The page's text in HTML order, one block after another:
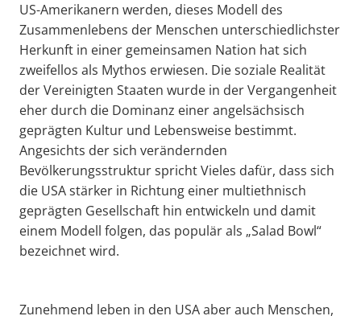
US-Amerikanern werden, dieses Modell des
Zusammenlebens der Menschen unterschiedlichster
Herkunft in einer gemeinsamen Nation hat sich
zweifellos als Mythos erwiesen. Die soziale Realität
der Vereinigten Staaten wurde in der Vergangenheit
eher durch die Dominanz einer angelsächsisch
geprägten Kultur und Lebensweise bestimmt.
Angesichts der sich verändernden
Bevölkerungsstruktur spricht Vieles dafür, dass sich
die USA stärker in Richtung einer multiethnisch
geprägten Gesellschaft hin entwickeln und damit
einem Modell folgen, das populär als „Salad Bowl“
bezeichnet wird.
Zunehmend leben in den USA aber auch Menschen,